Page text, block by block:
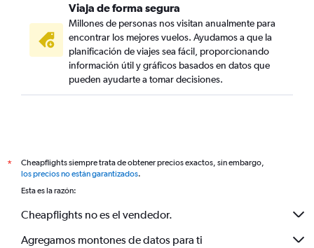
Viaja de forma segura
Millones de personas nos visitan anualmente para
encontrar los mejores vuelos. Ayudamos a que la
planificación de viajes sea fácil, proporcionando
información útil y gráficos basados en datos que
pueden ayudarte a tomar decisiones.
*
Cheapflights siempre trata de obtener precios exactos, sin embargo,
los precios no están garantizados.
Esta es la razón:
Cheapflights no es el vendedor.
Agregamos montones de datos para ti